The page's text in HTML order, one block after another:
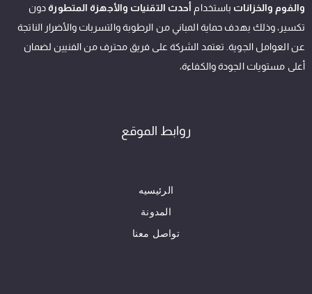
والفوم والخزانات باستخدام أحدث التقنيات والأجهزة المتطورةدون
تكسير، وذلك بهدف حماية المباني من الرطوبة والتسربات والأضرار الناتجة
عن العوامل الجوية. تعتمد الشركة على فريق محترف من الفنيين لضمان
أعلى مستويات الجودة والكفاءة،
روابط الموقع
الرئيسيه
المدونة
تواصل معنا